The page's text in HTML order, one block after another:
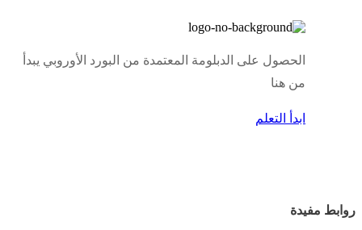
الحصول على الدبلومة المعتمدة من البورد الأوروبي يبدأ
من هنا
ابدأ التعلم
روابط مفيدة